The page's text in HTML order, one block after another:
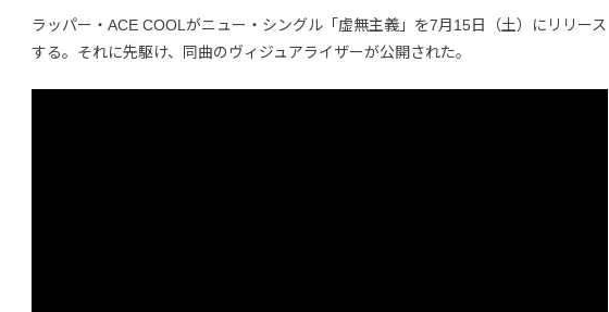
ラッパー・ACE COOLがニュー・シングル「虚無主義」を7月15日（土）にリリース
する。それに先駆け、同曲のヴィジュアライザーが公開された。